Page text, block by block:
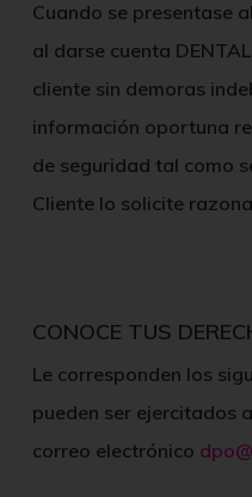
Cuando se presentase
al darse cuenta
cliente sin demoras
información oportuna
de seguridad tal como
Cliente lo solicite
CONOCE TUS
Le corresponden los
pueden ser ejercitados
correo electrónico